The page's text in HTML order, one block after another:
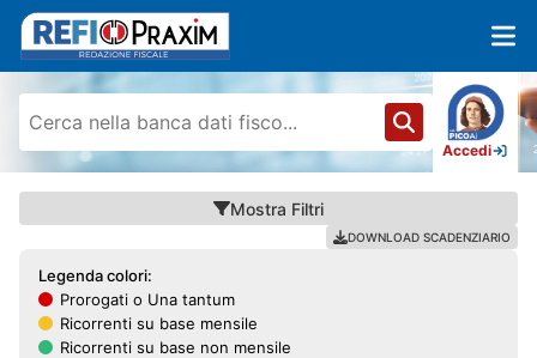
Accedi
Mostra Filtri
DOWNLOAD SCADENZIARIO
Legenda colori:
Prorogati o Una tantum
Ricorrenti su base mensile
Ricorrenti su base non mensile